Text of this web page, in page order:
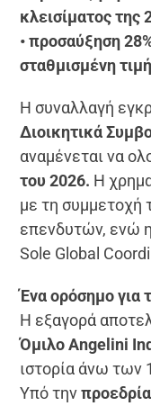
κλεισίματος της
• προσαύξηση
σταθμισμένη
Η συναλλαγή
Διοικητικά
αναμένεται να
του 2026. Η
με τη συμμετοχή
επενδυτών, ενώ
Sole Global
Ένα ορόσημο για
Η εξαγορά
Όμιλο Angelini
ιστορία άνω των
Υπό την